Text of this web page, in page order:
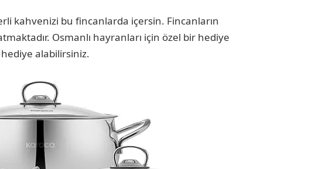
kahvenizi bu fincanlarda içersin. Fincanların
Osmanlı hayranları için özel bir hediye
hediye alabilirsiniz.